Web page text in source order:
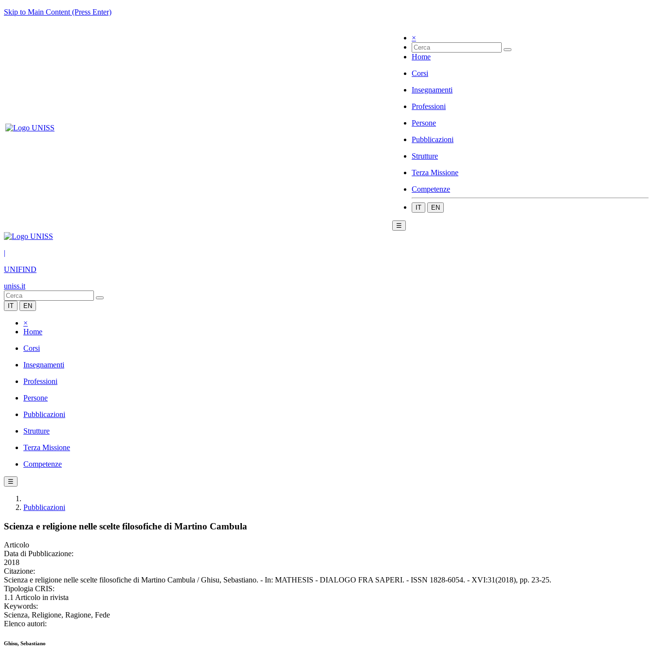
Skip to Main Content (Press Enter)
×
Home
Corsi
Insegnamenti
Professioni
Persone
Pubblicazioni
Strutture
Terza Missione
Competenze
IT EN
☰
|
UNIFIND
uniss.it
IT EN
×
Home
Corsi
Insegnamenti
Professioni
Persone
Pubblicazioni
Strutture
Terza Missione
Competenze
☰
Pubblicazioni
Scienza e religione nelle scelte filosofiche di Martino Cambula
Articolo
Data di Pubblicazione:
2018
Citazione:
Scienza e religione nelle scelte filosofiche di Martino Cambula / Ghisu, Sebastiano. - In: MATHESIS - DIALOGO FRA SAPERI. - ISSN 1828-6054. - XVI:31(2018), pp. 23-25.
Tipologia CRIS:
1.1 Articolo in rivista
Keywords:
Scienza, Religione, Ragione, Fede
Elenco autori:
Ghisu, Sebastiano